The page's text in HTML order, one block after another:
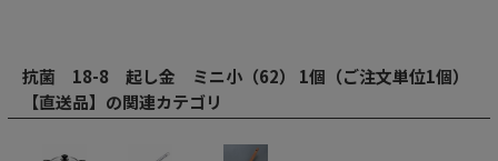
抗菌 18-8 起し金 ミニ小（62） 1個（ご注文単位1個）
【直送品】の関連カテゴリ